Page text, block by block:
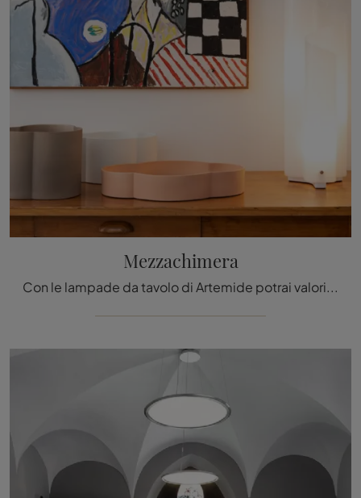
Mezzachimera
Con le lampade da tavolo di Artemide potrai valorizzare i tuoi locali: clicca e scopri Mezzachimera!